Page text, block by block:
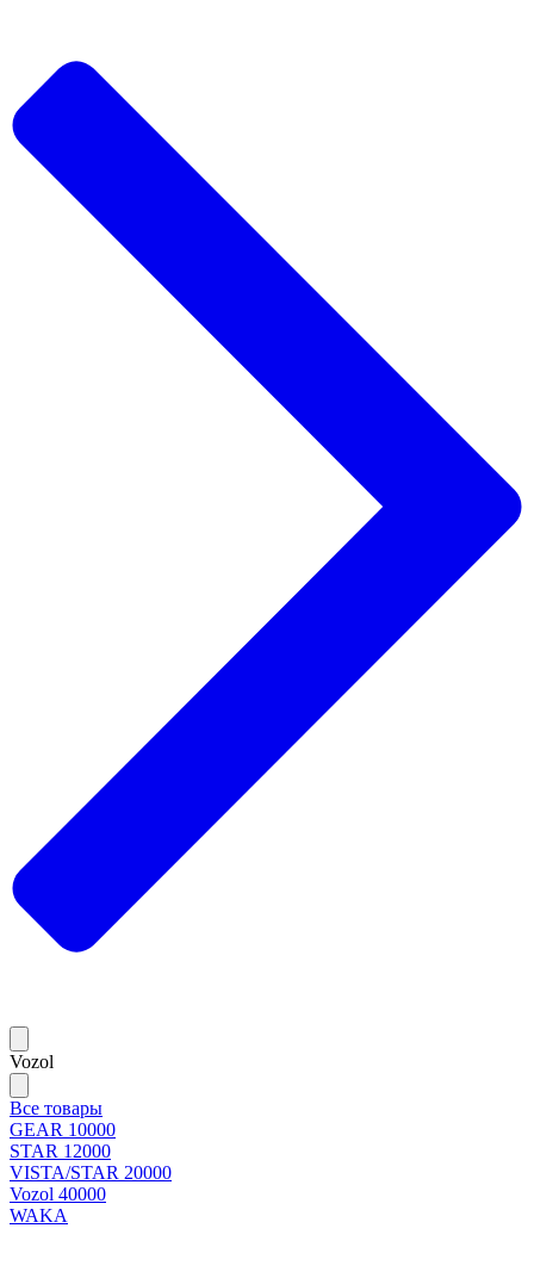
Vozol
Все товары
GEAR 10000
STAR 12000
VISTA/STAR 20000
Vozol 40000
WAKA